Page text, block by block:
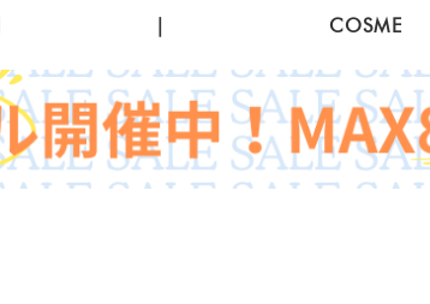
COSME